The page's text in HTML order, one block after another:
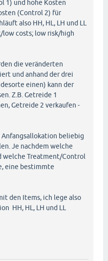
1) und hohe Kosten
(Control 2) für
also HH, HL, LH und LL
low costs; low risk/high
die veränderten
und anhand der drei
einen) kann der
Z.B. Getreide 1
Getreide 2 verkaufen -
beliebig
Je nachdem welche
welche Treatment/Control
eine bestimmte
den Items, ich lege also
HH, HL, LH und LL